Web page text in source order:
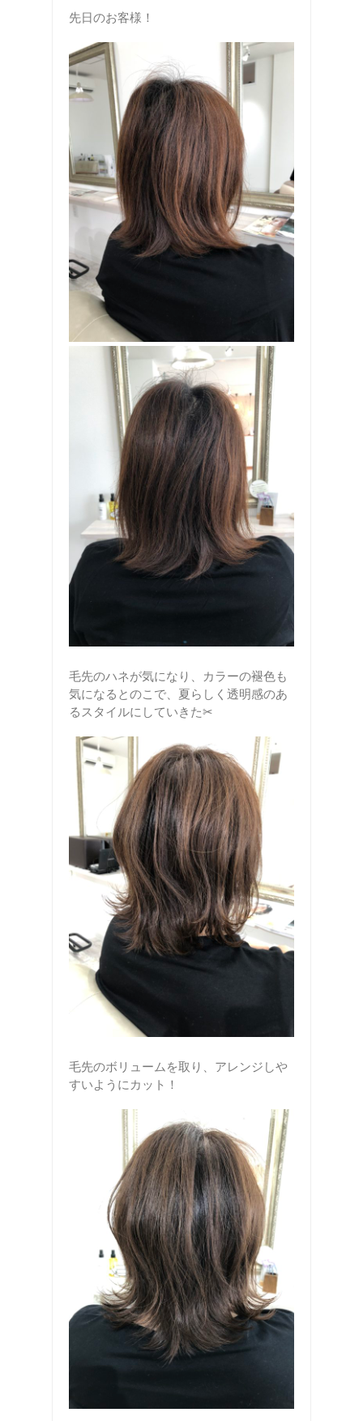
先日のお客様！
毛先のハネが気になり、カラーの褪色も
気になるとのこで、夏らしく透明感のあ
るスタイルにしていきた✂︎
毛先のボリュームを取り、アレンジしや
すいようにカット！